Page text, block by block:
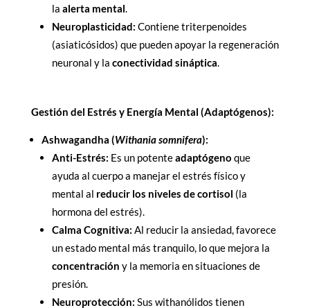
la alerta mental.
Neuroplasticidad: Contiene triterpenoides
(asiaticósidos) que pueden apoyar la regeneración
neuronal y la conectividad sináptica.
Gestión del Estrés y Energía Mental (Adaptógenos):
Ashwagandha (Withania somnifera):
Anti-Estrés: Es un potenteadaptógeno que
ayuda al cuerpo a manejar el estrés físico y
mental al reducir los niveles de cortisol (la
hormona del estrés).
Calma Cognitiva: Al reducir la ansiedad, favorece
un estado mental más tranquilo, lo que mejora la
concentración y la memoria en situaciones de
presión.
Neuroprotección: Sus withanólidos tienen